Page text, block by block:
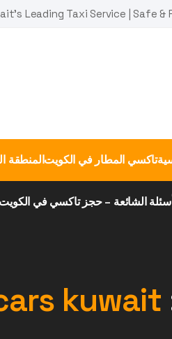
Leading Taxi Service | Safe &
تاكسي المطار في الكويتالمنطقة
الشائعة – حجز تاكسي في
kuwait